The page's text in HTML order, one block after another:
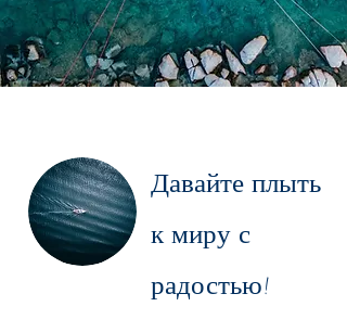
Давайте плыть
к миру с
радостью!